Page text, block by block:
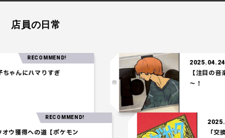
店員の日常
んにハマりすぎ
RECOMMEND!
2025.04.24
【注目の音楽
～！
ウオウ獲得への道【ポケモン
RECOMMEND!